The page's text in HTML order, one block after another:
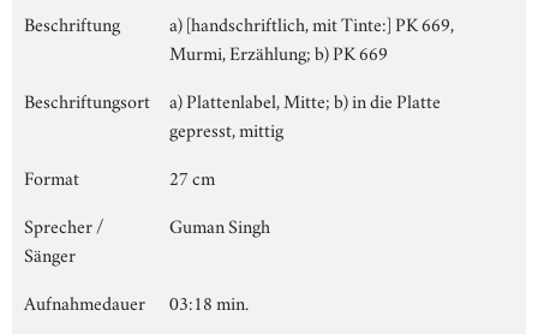
Beschriftung
a) [handschriftlich, mit Tinte:] PK 669,
Murmi, Erzählung; b) PK 669
Beschriftungsort
a) Plattenlabel, Mitte; b) in die Platte
gepresst, mittig
Format
27 cm
Sprecher /
Sänger
Guman Singh
Aufnahmedauer
03:18 min.